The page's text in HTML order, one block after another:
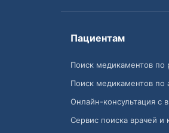
Пациентам
Поиск медикаментов по
Поиск медикаментов по
Онлайн-консультация с
Сервис поиска врачей и